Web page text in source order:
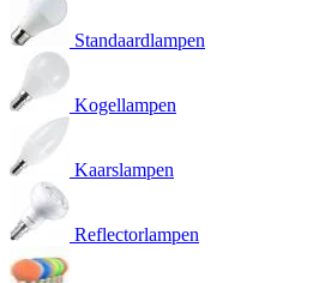
Standaardlampen
Kogellampen
Kaarslampen
Reflectorlampen